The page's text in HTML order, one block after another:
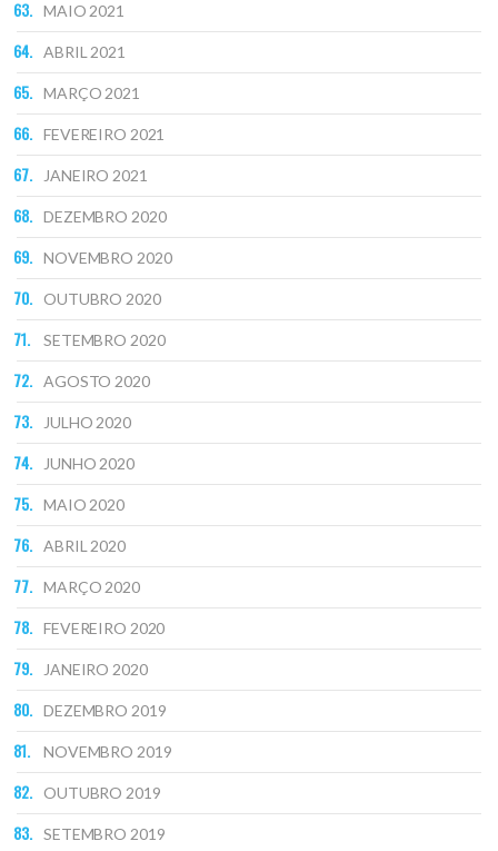
MAIO 2021
ABRIL 2021
MARÇO 2021
FEVEREIRO 2021
JANEIRO 2021
DEZEMBRO 2020
NOVEMBRO 2020
OUTUBRO 2020
SETEMBRO 2020
AGOSTO 2020
JULHO 2020
JUNHO 2020
MAIO 2020
ABRIL 2020
MARÇO 2020
FEVEREIRO 2020
JANEIRO 2020
DEZEMBRO 2019
NOVEMBRO 2019
OUTUBRO 2019
SETEMBRO 2019